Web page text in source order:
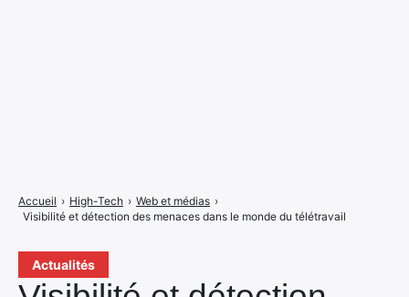
Actualités
Accueil › High-Tech › Web et médias ›
Visibilité et détection des menaces dans le monde du télétravail